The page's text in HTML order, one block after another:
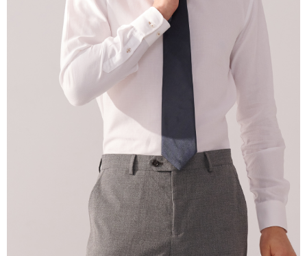
pesanan. Walau bagaimanapun, tiada jaminan bahawa anda boleh
menerima pesanan anda semasa tempoh pembayaran (cth.: produk
prapesanan atau produk yang mungkin mengambil masa yang lebih
lama untuk dihantar). Oleh itu, anda dikehendaki membuat pembayaran
kepada AFTEE dalam tempoh sama ada anda menerima pesanan.
Kedua, Sekatan Pembayaran
1. Jumlah yang diperakui untuk pengguna kali pertama boleh sehingga
NT$10,000. Amaun diperakui sebenar yang diluluskan akan berdasarkan
keputusan pensijilan dan semakan oleh AFTEE.
2. Amaun perbelanjaan minimum mestilah lebih besar daripada NT$20.
3. Pada masa ini hanya tersedia untuk ahli Taiwan.
Ketiga, Syarat Perkhidmatan
Perkhidmatan AFTEE Beli Sekarang Bayar Kemudian disediakan oleh NP
Taiwan, Inc. dan AFTEE akan membuat bil kepada pengguna. AFTEE
akan menggunakan data peribadi yang dikumpul (termasuk nama
pembeli, no. telefon, nama penerima, no. telefon, alamat penerima) untuk
penggunaan perkhidmatan. Sila rujuk kepada "Penyata Pengumpulan
Data Peribadi, Pemprosesan, Penggunaan"
(https://aftee.tw/privacypolicy/) untuk maklumat lanjut.